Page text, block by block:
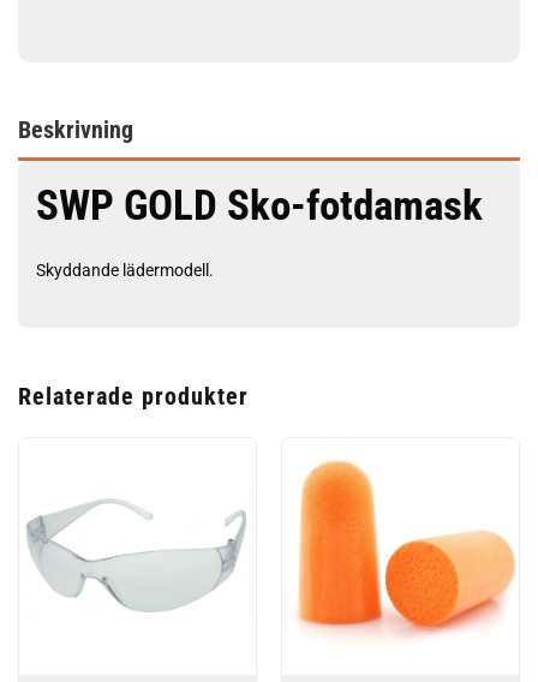
Beskrivning
SWP GOLD Sko-fotdamask
Skyddande lädermodell.
Relaterade produkter